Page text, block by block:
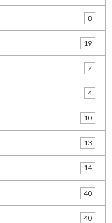
8
19
7
4
10
13
14
40
40